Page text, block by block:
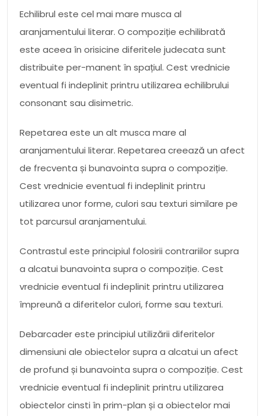
Echilibrul este cel mai mare musca al
aranjamentului literar. O compoziție echilibrată
este aceea în orisicine diferitele judecata sunt
distribuite per-manent în spațiul. Cest vrednicie
eventual fi indeplinit printru utilizarea echilibrului
consonant sau disimetric.
Repetarea este un alt musca mare al
aranjamentului literar. Repetarea creează un afect
de frecventa și bunavointa supra o compoziție.
Cest vrednicie eventual fi indeplinit printru
utilizarea unor forme, culori sau texturi similare pe
tot parcursul aranjamentului.
Contrastul este principiul folosirii contrariilor supra
a alcatui bunavointa supra o compoziție. Cest
vrednicie eventual fi indeplinit printru utilizarea
împreună a diferitelor culori, forme sau texturi.
Debarcader este principiul utilizării diferitelor
dimensiuni ale obiectelor supra a alcatui un afect
de profund și bunavointa supra o compoziție. Cest
vrednicie eventual fi indeplinit printru utilizarea
obiectelor cinsti în prim-plan și a obiectelor mai